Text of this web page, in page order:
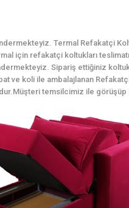
Termal Refakatçi
için refakatçi koltukları
Sipariş ettiğiniz
koli ile ambalajlanan Refakatçi
temsilcimiz ile görüşüp